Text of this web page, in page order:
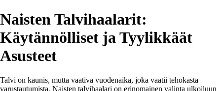
Naisten Talvihaalarit:
Käytännölliset ja Tyylikkäät
Asusteet
Talvi on kaunis, mutta vaativa vuodenaika, joka vaatii tehokasta
varustautumista. Naisten talvihaalari on erinomainen valinta ulkoiluun